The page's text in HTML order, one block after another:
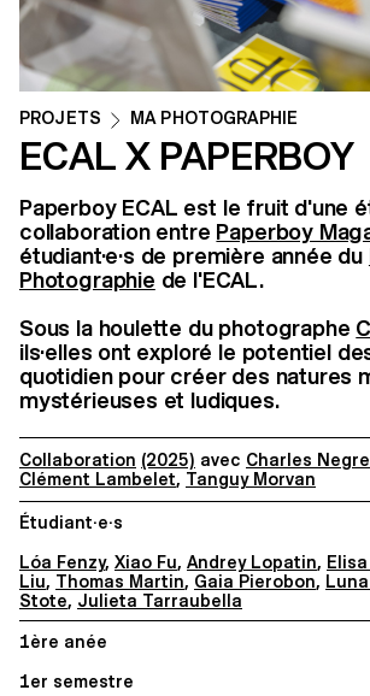
PROJETS MA PHOTOGRAPHIE
ECAL X PAPERBOY
Paperboy ECAL est le fruit d'une
collaboration entre Paperboy
étudiant·e·s de première année du
Photographie de l'ECAL.
Sous la houlette du photographe
ils·elles ont exploré le potentiel
quotidien pour créer des natures
mystérieuses et ludiques.
Collaboration (2025) avec Charles Negre
Clément Lambelet, Tanguy Morvan
Étudiant·e·s
Lóa Fenzy, Xiao Fu, Andrey Lopatin,
Liu, Thomas Martin, Gaia Pierobon,
Stote, Julieta Tarraubella
1ère anée
1er semestre